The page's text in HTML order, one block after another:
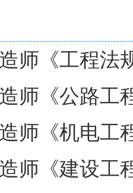
师《工程法
师《公路工
师《机电工
师《建设工